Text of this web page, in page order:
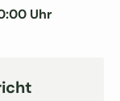
Uhr